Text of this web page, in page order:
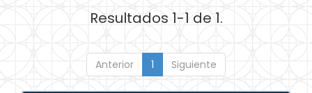
Resultados 1-1 de 1.
Anterior 1 Siguiente